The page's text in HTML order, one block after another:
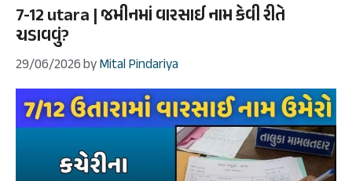
7-12 utara | જમીનમાં વારસાઈ નામ કેવી રીતે
ચડાવવું?
29/06/2026byMital Pindariya